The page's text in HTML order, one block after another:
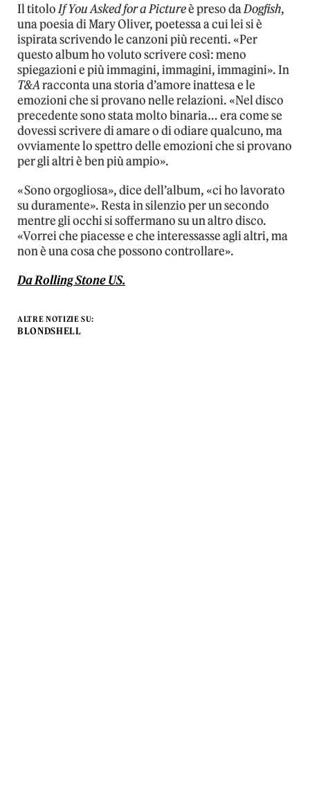
Il titoloIf You Asked for a Pictureè preso daDogfish,
una poesia di Mary Oliver, poetessa a cui lei si è
ispirata scrivendo le canzoni più recenti. «Per
questo album ho voluto scrivere così: meno
spiegazioni e più immagini, immagini, immagini». In
T&Aracconta una storia d’amore inattesa e le
emozioni che si provano nelle relazioni. «Nel disco
precedente sono stata molto binaria… era come se
dovessi scrivere di amare o di odiare qualcuno, ma
ovviamente lo spettro delle emozioni che si provano
per gli altri è ben più ampio».
«Sono orgogliosa», dice dell’album, «ci ho lavorato
su duramente». Resta in silenzio per un secondo
mentre gli occhi si soffermano su un altro disco.
«Vorrei che piacesse e che interessasse agli altri, ma
non è una cosa che possono controllare».
Da Rolling Stone US.
ALTRE NOTIZIE SU:
BLONDSHELL